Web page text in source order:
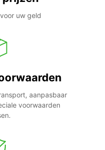
uw geld
aanpasbaar
voorwaarden